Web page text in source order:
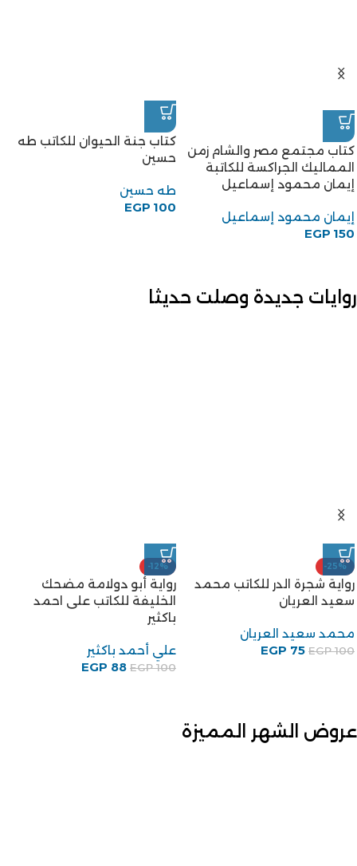
كتاب مجتمع مصر والشام زمن
المماليك الجراكسة للكاتبة
إيمان محمود إسماعيل
إيمان محمود إسماعيل
EGP 150
كتاب جنة الحيوان للكاتب طه
حسين
طه حسين
EGP 100
روايات جديدة وصلت حديثا
-25%
رواية شجرة الدر للكاتب محمد
سعيد العريان
محمد سعيد العريان
EGP100
EGP 75
-12%
رواية أبو دولامة مضحك
الخليفة للكاتب على احمد
باكثير
علي أحمد باكثير
EGP100
EGP 88
عروض الشهر المميزة